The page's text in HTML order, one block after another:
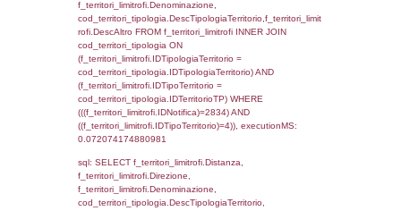
executionMS: 0.021735191345215
sql: SELECT * FROM d2_autorizzazioni
IDNotifica=2834, executionMS:
sql: SELECT Ispezione, IDArticoloComma,
StatoIspezione,
'%d/%m/%Y') as DataApertura,
DATE_FORMAT(DataChiusura, '%d/%m/
DataChiusura,
'%d/%m/%Y') as DataUltimoPIR FROM